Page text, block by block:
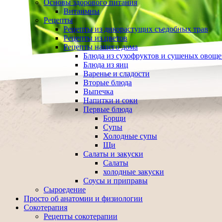
Основы здорового питания
Витаимны
Рецепты
Рецепты из дикорастущих съедобных трав
Рецепты из цветов
Рецепты нашего дома
Блюда из сухофруктов и сушеных
Блюда из яиц
Варенье и сладости
Вторые блюда
Выпечка
Напитки и соки
Первые блюда
Борщи
Супы
Холодные супы
Щи
Салаты и закуски
Салаты
холодные закуски
Соусы и приправы
Сыроедение
Просто об анатомии и физиологии
Сокотерапия
Рецепты сокотерапии